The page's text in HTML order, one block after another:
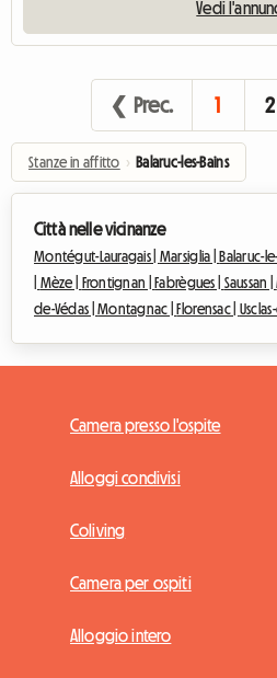
Vedi
❮ Prec. 1 2
Stanze in affitto › Balaruc-les-Bains
Città nelle vicinanze
Montégut-Lauragais | Marsiglia |Balaruc-
Mèze | Frontignan |Fabrègues | Saussan |
de-Védas |Montagnac |Florensac |
Camera presso l'ospite
Alloggi condivisi
Coliving
Camera per ospiti
Alloggio intero